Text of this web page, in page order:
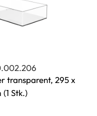
transparent, 295 x
(1 Stk.)